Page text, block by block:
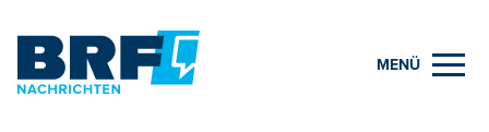
MENÜ